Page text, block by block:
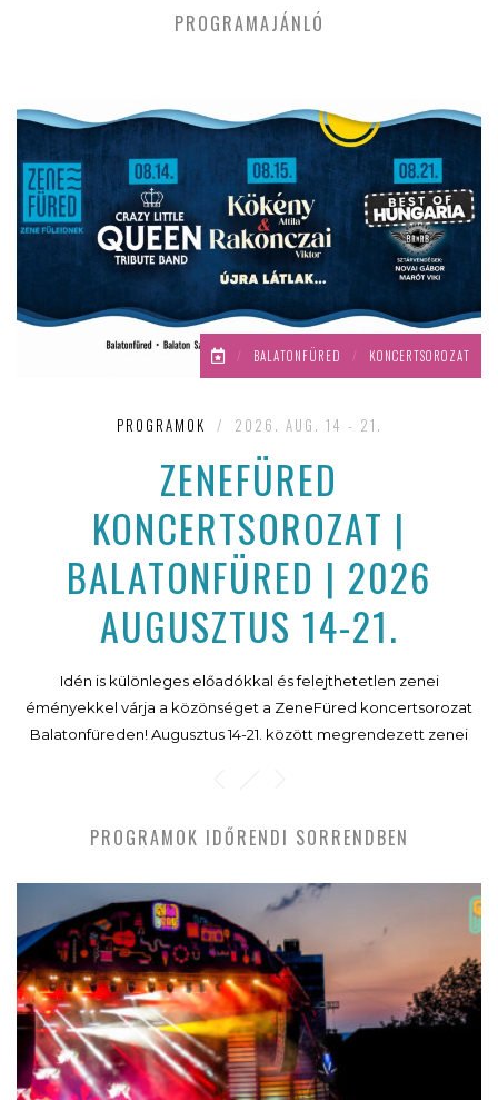
PROGRAMAJÁNLÓ
/ BALATONFÜRED / KONCERTSOROZAT
PROGRAMOK / 2026. AUG. 14 - 21.
ZENEFÜRED
KONCERTSOROZAT |
BALATONFÜRED | 2026
AUGUSZTUS 14-21.
Idén is különleges előadókkal és felejthetetlen zenei
éményekkel várja a közönséget a ZeneFüred koncertsorozat
Balatonfüreden! Augusztus 14-21. között megrendezett zenei
vendégfellépésével. (x)
PROGRAMOK IDŐRENDI SORRENDBEN